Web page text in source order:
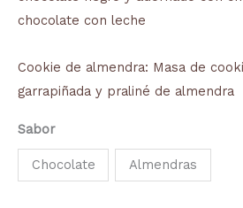
chocolate con leche
Cookie de almendra: Masa de
garrapiñada y praliné de almendra
Sabor
Chocolate Almendras